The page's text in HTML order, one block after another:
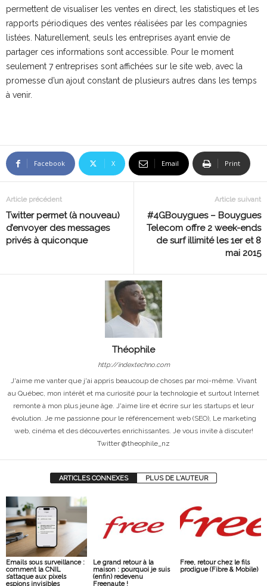
permettent de visualiser les ventes en direct, les statistiques et les
rapports périodiques des ventes réalisées par les compagnies
listées. Naturellement, seuls les entreprises ayant envie de
partager ces informations sont accessible. Pour le moment
seulement 7 entreprises sont affichées sur le site web, avec la
promesse d’un ajout constant de plusieurs autres dans les temps
à venir.
Facebook X Email Print
Article précédent
Twitter permet (à nouveau)
d’envoyer des messages
privés à quiconque
Article suivant
#4GBouygues – Bouygues
Telecom offre 2 week-ends
de surf illimité les 1er et 8
mai 2015
Théophile
http://indextechno.com
J'aime me vanter que j'ai appris beaucoup de choses par moi-même. Vivant
au Québec, mon intérêt et ma curiosité pour la technologie et surtout Internet
remonte à mon plus jeune âge. J'aime lire et écrire sur les startups et leur
évolution. Je me passionne pour le référencement web (SEO), Le marketing
web, cinéma et des découvertes enrichissantes. Je vous invite à discuter!
Twitter @theophile_nz
ARTICLES CONNEXES PLUS DE L'AUTEUR
Emails sous surveillance :
comment la CNIL
s’attaque aux pixels
espions invisibles
Le grand retour à la
maison : pourquoi je suis
(enfin) redevenu
Freenaute !
Free, retour chez le fils
prodigue (Fibre & Mobile)